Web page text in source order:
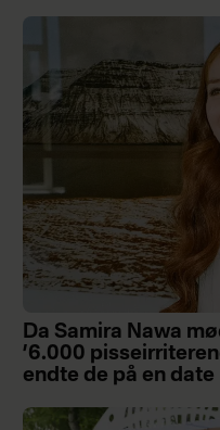
Da Samira Nawa
’6.000
endte de på en date